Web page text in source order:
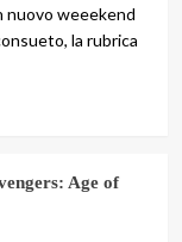
nuovo weeekend
la rubrica
Age of